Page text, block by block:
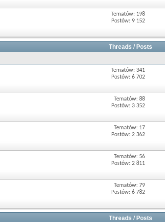
Tematów: 198
Postów: 9 152
Threads / Posts
Tematów: 341
Postów: 6 702
Tematów: 88
Postów: 3 352
Tematów: 17
Postów: 2 362
Tematów: 56
Postów: 2 811
Tematów: 79
Postów: 6 782
Threads / Posts